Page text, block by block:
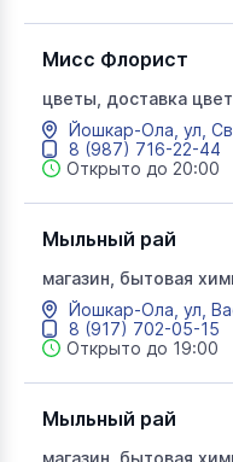
Мисс Флорист
цветы, доставка
медведи, цветочная
цветы опт
Йошкар-Ола, ул,
8 (987) 716-22-44
Открыто до 20:00
Мыльный рай
магазин, бытовая
Йошкар-Ола, ул,
8 (917) 702-05-15
Открыто до 19:00
Мыльный рай
магазин, бытовая